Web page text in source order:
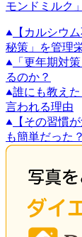
モンドミルク
【カルシウ
秘策」を管理
「更年期対
るのか？
誰にも教え
言われる理由
【その習慣
も簡単だった